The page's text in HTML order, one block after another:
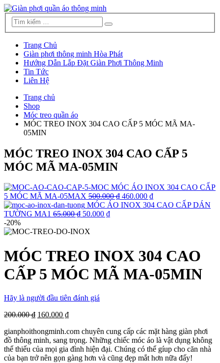
Trang Chủ
Giàn phơi thông minh Hòa Phát
Hướng Dẫn Lắp Đặt Giàn Phơi Thông Minh
Tin Tức
Liên Hệ
Trang chủ
Shop
Móc treo quần áo
MÓC TREO INOX 304 CAO CẤP 5 MÓC MÃ MA-
05MIN
MÓC TREO INOX 304 CAO CẤP 5
MÓC MÃ MA-05MIN
MÓC ÁO INOX 304 CAO CẤP
5 MÓC MÃ MA-05MAX 500.000 ₫ 460.000 ₫
MÓC ÁO INOX 304 CAO CẤP DÁN
TƯỜNG MA1 65.000 ₫ 50.000 ₫
-20%
MÓC TREO INOX 304 CAO
CẤP 5 MÓC MÃ MA-05MIN
Hãy là người đầu tiên đánh giá
200.000 ₫ 160.000 ₫
gianphoithongminh.com chuyên cung cấp các mặt hàng giàn phơi
đồ thông minh, sang trọng. Những chiếc móc áo là vật dụng không
thể thiếu của mọi gia đình hiện đại. Chúng có thể gíup cho căn nhà
của bạn trở nên gọn gàng hơn và cũng đẹp mắt hơn nữa đấy!